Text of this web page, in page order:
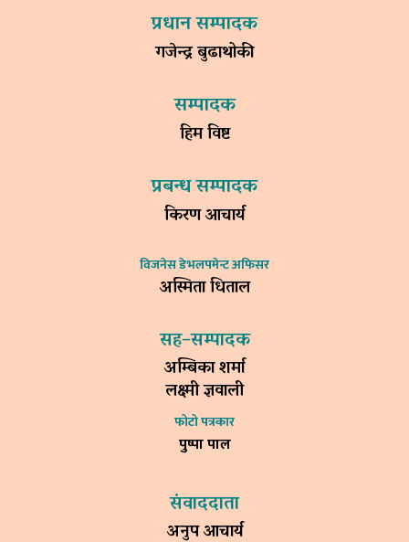
प्रधान सम्पादक
गजेन्द्र बुढाथोकी
सम्पादक
हिम विष्ट
प्रबन्ध सम्पादक
किरण आचार्य
विजनेस डेभलपमेन्ट अफिसर
अस्मिता धिताल
सह–सम्पादक
अम्बिका शर्मा
लक्ष्मी ज्ञवाली
फोटो पत्रकार
पुष्पा पाल
संवाददाता
अनुप आचार्य